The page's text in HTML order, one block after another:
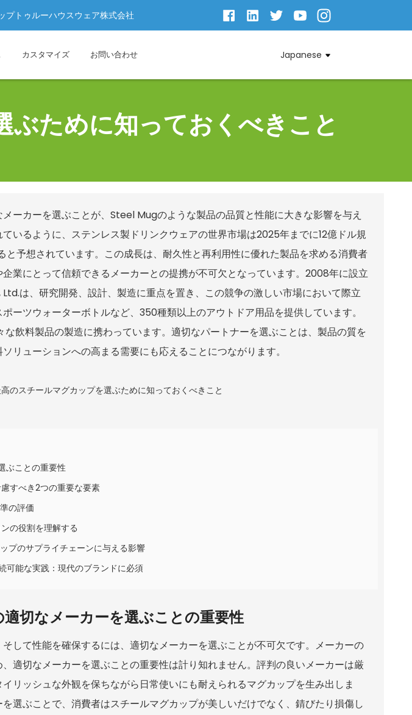
プトゥルーハウスウェア株式会社
カスタマイズ お問い合わせ Japanese
ために知っておくべきこと
ーカーを選ぶことが、Steel Mugのような製品の品質と性能に大きな影響を与え
いるように、ステンレス製ドリンクウェアの世界市場は2025年までに12億ドル規
と予想されています。この成長は、耐久性と再利用性に優れた製品を求める消費者
業にとって信頼できるメーカーとの提携が不可欠となっています。2008年に設立
は、研究開発、設計、製造に重点を置き、この競争の激しい市場において際立
ーツウォーターボトルなど、350種類以上のアウトドア用品を提供しています。
飲料製品の製造に携わっています。適切なパートナーを選ぶことは、製品の質を
リューションへの高まる需要にも応えることにつながります。
ぶことの重要性
すべき2つの重要な要素
の評価
の役割を理解する
プのサプライチェーンに与える影響
可能な実践：現代のブランドに必須
切なメーカーを選ぶことの重要性
して性能を確保するには、適切なメーカーを選ぶことが不可欠です。メーカーの
適切なメーカーを選ぶことの重要性は計り知れません。評判の良いメーカーは厳
リッシュな外観を保ちながら日常使いにも耐えられるマグカップを生み出しま
選ぶことで、消費者はスチールマグカップが美しいだけでなく、錆びたり損傷し